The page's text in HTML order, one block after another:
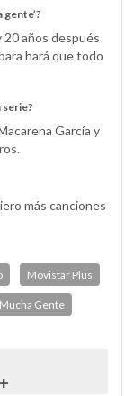
20 años después
hará que todo
serie?
García y
más canciones
Movistar Plus
Gente